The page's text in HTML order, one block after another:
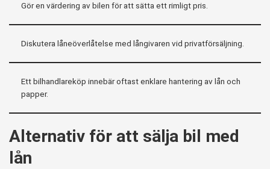
Gör en värdering av bilen för att sätta ett rimligt pris.
Diskutera låneöverlåtelse med långivaren vid privatförsäljning.
Ett bilhandlareköp innebär oftast enklare hantering av lån och
papper.
Alternativ för att sälja bil med
lån